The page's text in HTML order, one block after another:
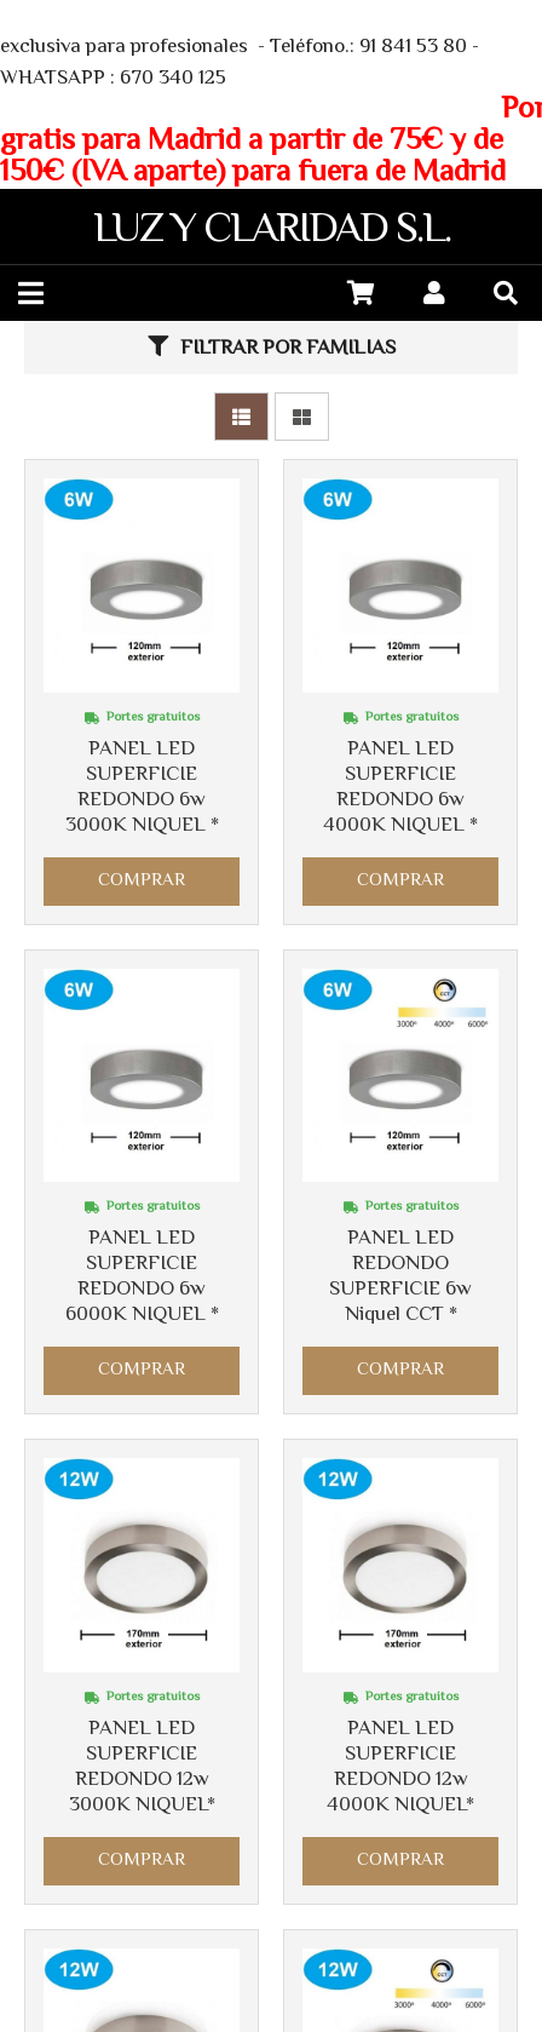
exclusiva para profesionales - Teléfono.: 91 841 53 80 -
WHATSAPP : 670 340 125
gratis para Madrid a partir de 75€ y de
150€ (IVA aparte) para fuera de Madrid
LUZ Y CLARIDAD S.L.
FILTRAR POR FAMILIAS
PANEL LED
SUPERFICIE
REDONDO 6w
3000K NIQUEL *
Portes gratuitos
COMPRAR
PANEL LED
SUPERFICIE
REDONDO 6w
4000K NIQUEL *
Portes gratuitos
COMPRAR
PANEL LED
SUPERFICIE
REDONDO 6w
6000K NIQUEL *
Portes gratuitos
COMPRAR
PANEL LED
REDONDO
SUPERFICIE 6w
Niquel CCT *
Portes gratuitos
COMPRAR
Más info
PANEL LED
SUPERFICIE
REDONDO 12w
3000K NIQUEL*
Portes gratuitos
COMPRAR
Más info
PANEL LED
SUPERFICIE
REDONDO 12w
4000K NIQUEL*
Portes gratuitos
COMPRAR
Más info Más info
Más info Más info
Más info Más info